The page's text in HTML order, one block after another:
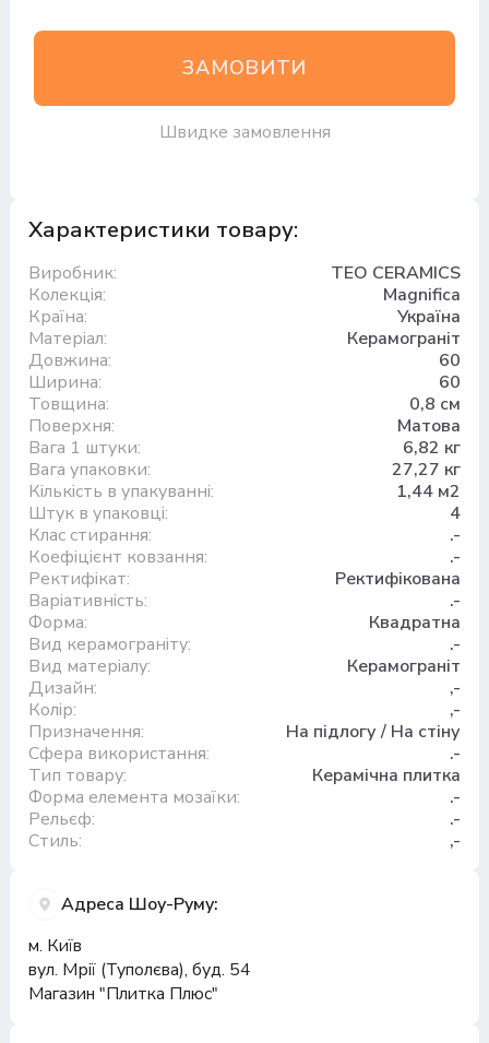
ЗАМОВИТИ
Швидке замовлення
Характеристики товару:
Виробник:
TEO CERAMICS
Колекція:
Magnifica
Країна:
Україна
Матеріал:
Керамограніт
Довжина:
60
Ширина:
60
Товщина:
0,8 см
Поверхня:
Матова
Вага 1 штуки:
6,82 кг
Вага упаковки:
27,27 кг
Кількість в упакуванні:
1,44 м2
Штук в упаковці:
4
Клас стирання:
.-
Коефіцієнт ковзання:
.-
Ректифікат:
Ректифікована
Варіативність:
.-
Форма:
Квадратна
Вид керамограніту:
.-
Вид матеріалу:
Керамограніт
Дизайн:
,-
Колір:
,-
Призначення:
На підлогу / На стіну
Сфера використання:
.-
Тип товару:
Керамічна плитка
Форма елемента мозаїки:
.-
Рельєф:
.-
Стиль:
,-
Адреса Шоу-Руму:
м. Київ
вул. Мрії (Туполєва), буд. 54
Магазин "Плитка Плюс"